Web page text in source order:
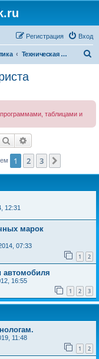
Вход
Регистрация
Техническая поддержка колориста
таблицами и
Поиск
1 2 3
12:31
марок
07:33
1 2
автомобиля
16:55
1 2 3
11:48
1 2